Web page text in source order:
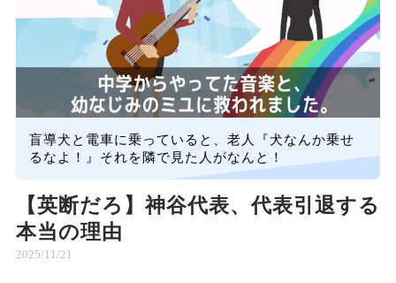
盲導犬と電車に乗っていると、老人『犬なんか乗せ
るなよ！』それを隣で見た人がなんと！
【英断だろ】神谷代表、代表引退する
本当の理由
2025/11/21